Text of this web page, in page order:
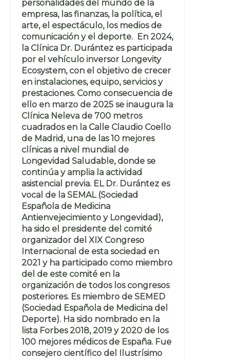
personalidades del mundo de la
empresa, las finanzas, la política, el
arte, el espectáculo, los medios de
comunicación y el deporte. En 2024,
la Clínica Dr. Durántez es participada
por el vehículo inversor Longevity
Ecosystem, con el objetivo de crecer
en instalaciones, equipo, servicios y
prestaciones. Como consecuencia de
ello en marzo de 2025 se inaugura la
Clínica Neleva de 700 metros
cuadrados en la Calle Claudio Coello
de Madrid, una de las 10 mejores
clínicas a nivel mundial de
Longevidad Saludable, donde se
continúa y amplia la actividad
asistencial previa. EL Dr. Durántez es
vocal de la SEMAL (Sociedad
Española de Medicina
Antienvejecimiento y Longevidad),
ha sido el presidente del comité
organizador del XIX Congreso
Internacional de esta sociedad en
2021 y ha participado como miembro
del de este comité en la
organización de todos los congresos
posteriores. Es miembro de SEMED
(Sociedad Española de Medicina del
Deporte). Ha sido nombrado en la
lista Forbes 2018, 2019 y 2020 de los
100 mejores médicos de España. Fue
consejero científico del Ilustrísimo